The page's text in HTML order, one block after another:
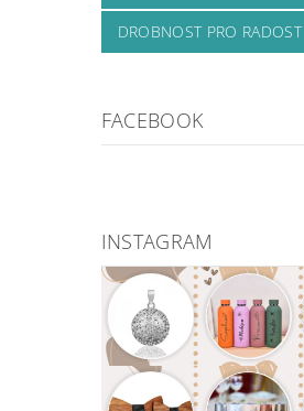
DROBNOST PRO RADOST
FACEBOOK
INSTAGRAM